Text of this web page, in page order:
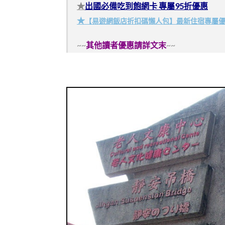
★出國必備吃到飽網卡 專屬95折優惠
★ 【易遊網飯店折扣碼懶人包】最新住宿專屬
~~其他讀者優惠請詳文末~~